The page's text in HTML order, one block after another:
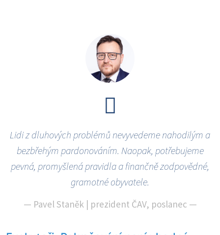
Lidi z dluhových problémů nevyvedeme nahodilým a
bezbřehým pardonováním. Naopak, potřebujeme
pevná, promyšlená pravidla a finančně zodpovědné,
gramotné obyvatele.
— Pavel Staněk | prezident ČAV, poslanec —